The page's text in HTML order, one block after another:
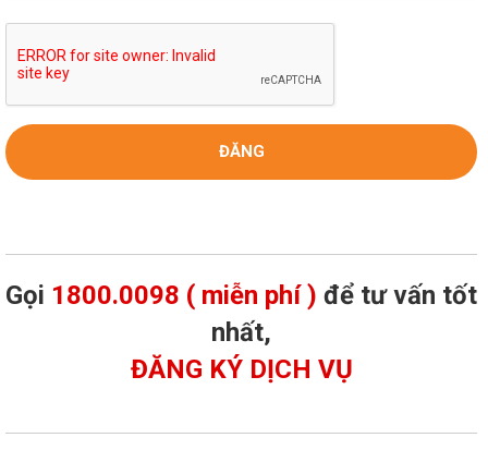
Gọi 1800.0098 ( miễn phí ) để tư vấn tốt
nhất,
ĐĂNG KÝ DỊCH VỤ